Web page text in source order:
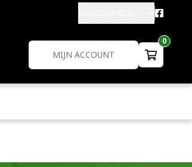
MIJN ACCOUNT
0